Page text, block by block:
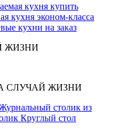
кухня купить
кухня эконом-класса
кухни на заказ
ЖИЗНИ
СЛУЧАЙ ЖИЗНИ
столик из
Круглый стол